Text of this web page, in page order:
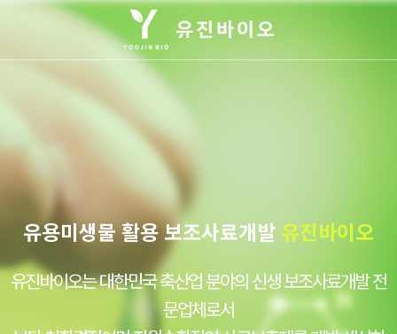
유용미생물 활용 보조사료개발 유진바이오
유진바이오는 대한민국 축산업 분야의 신생 보조사료개발 전
문업체로서